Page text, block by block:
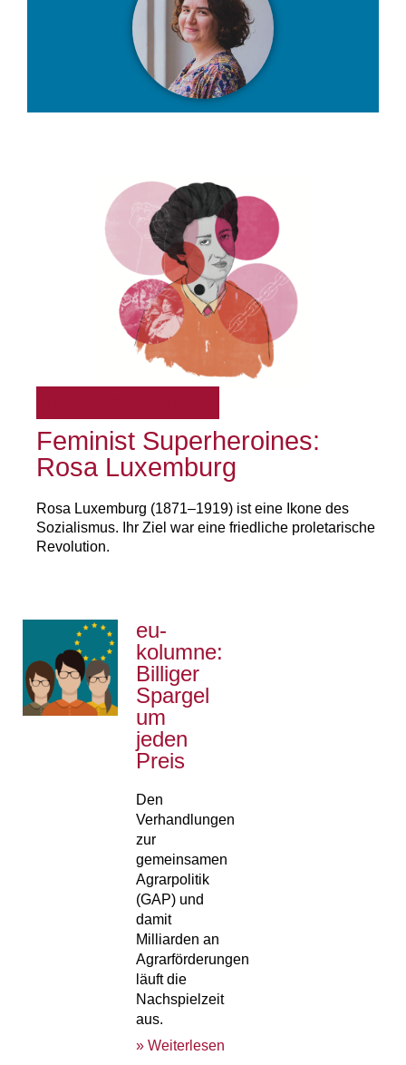
Feminist Superheroines:
Rosa Luxemburg
Rosa Luxemburg (1871–1919) ist eine Ikone des
Sozialismus. Ihr Ziel war eine friedliche proletarische
Revolution.
eu-
kolumne:
Billiger
Spargel
um
jeden
Preis
Den
Verhandlungen
zur
gemeinsamen
Agrarpolitik
(GAP) und
damit
Milliarden an
Agrarförderungen
läuft die
Nachspielzeit
aus.
» Weiterlesen